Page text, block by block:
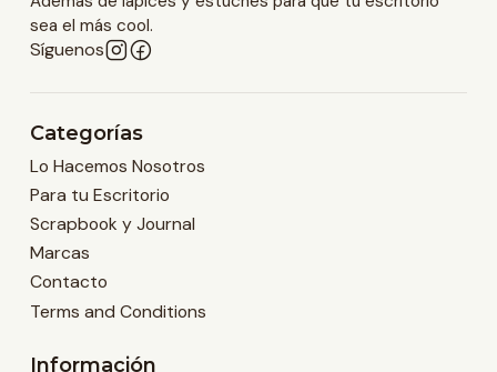
sea el más cool.
Síguenos
Categorías
Lo Hacemos Nosotros
Para tu Escritorio
Scrapbook y Journal
Marcas
Contacto
Terms and Conditions
Información